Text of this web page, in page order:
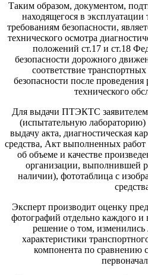
Таким образом, документом,
находящегося в эксплуатации
требованиям безопасности,
технического осмотра
положений ст.17 и ст.18
безопасности дорожного
соответствие
безопасности после
технического
Для выдачи ПТЭКТС
(испытательную лабораторию)
выдачу акта, диагностическая
средства, Акт выполненных
об объеме и качестве
организации, выполнившей
наличии), фототаблица с
Эксперт производит оценку
фотографий отдельно каждого
решение о том,
характеристики
компонента по сравнению